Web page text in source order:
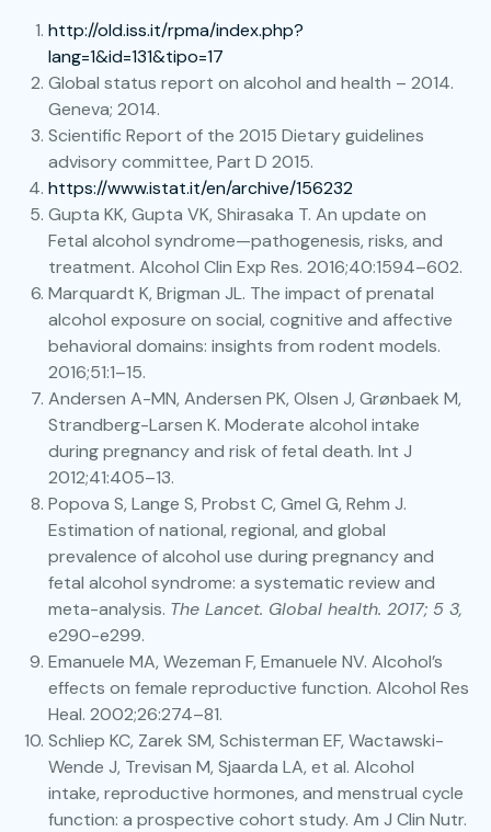
http://old.iss.it/rpma/index.php?
lang=1&id=131&tipo=17
Global status report on alcohol and health – 2014.
Geneva; 2014.
Scientific Report of the 2015 Dietary guidelines
advisory committee, Part D 2015.
https://www.istat.it/en/archive/156232
Gupta KK, Gupta VK, Shirasaka T. An update on
Fetal alcohol syndrome—pathogenesis, risks, and
treatment. Alcohol Clin Exp Res. 2016;40:1594–602.
Marquardt K, Brigman JL. The impact of prenatal
alcohol exposure on social, cognitive and affective
behavioral domains: insights from rodent models.
2016;51:1–15.
Andersen A-MN, Andersen PK, Olsen J, Grønbaek M,
Strandberg-Larsen K. Moderate alcohol intake
during pregnancy and risk of fetal death. Int J
2012;41:405–13.
Popova S, Lange S, Probst C, Gmel G, Rehm J.
Estimation of national, regional, and global
prevalence of alcohol use during pregnancy and
fetal alcohol syndrome: a systematic review and
meta-analysis. The Lancet. Global health. 2017; 5 3,
e290-e299.
Emanuele MA, Wezeman F, Emanuele NV. Alcohol’s
effects on female reproductive function. Alcohol Res
Heal. 2002;26:274–81.
Schliep KC, Zarek SM, Schisterman EF, Wactawski-
Wende J, Trevisan M, Sjaarda LA, et al. Alcohol
intake, reproductive hormones, and menstrual cycle
function: a prospective cohort study. Am J Clin Nutr.